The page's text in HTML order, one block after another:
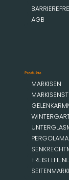
Produkte
MARKISEN
AGB